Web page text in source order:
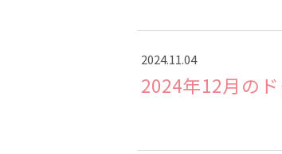
2024.11.04
2024年12月の